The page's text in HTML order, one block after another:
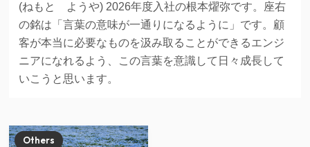
(ねもと ようや) 2026年度入社の根本燿弥です。座右
の銘は「言葉の意味が一通りになるように」です。顧
客が本当に必要なものを汲み取ることができるエンジ
ニアになれるよう、この言葉を意識して日々成長して
いこうと思います。
Others